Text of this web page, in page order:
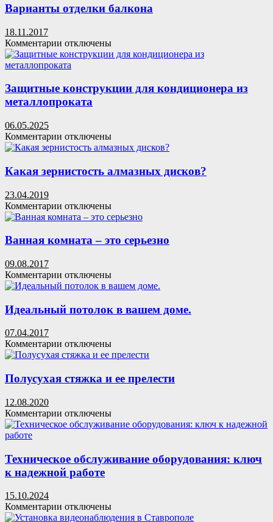
корундового
порошка
Варианты отделки балкона
18.11.2017
Комментарии к
записи
Варианты
балкона
отключены
Защитные конструкции для кондиционера из
металлопроката
06.05.2025
Комментарии к
записи
конструкции
для
металлопроката
отключены
Какая зернистость алмазных дисков?
23.04.2019
Комментарии к
записи
зернистость
отключены
Ванная комната – это серьезно
09.08.2017
Комментарии к
записи
комната
–
серьезно
отключены
Идеальный потолок в вашем доме.
07.04.2017
Комментарии к
записи
потолок
в
отключены
Полусухая стяжка и ее прелести
12.08.2020
Комментарии к
записи
и
ее
прелести
отключены
Техническое обслуживание оборудования: ключ
к надежной работе
15.10.2024
Комментарии к
записи
отключены